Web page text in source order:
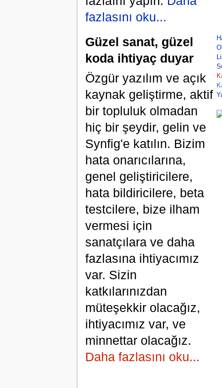
fazlasını oku...
Güzel sanat, güzel
koda ihtiyaç duyar
Özgür yazılım ve açık
kaynak geliştirme, aktif
bir topluluk olmadan
hiç bir şeydir, gelin ve
Synfig'e katılın. Bizim
hata onarıcılarına,
genel geliştiricilere,
hata bildiricilere, beta
testcilere, bize ilham
vermesi için
sanatçılara ve daha
fazlasına ihtiyacımız
var. Sizin
katkılarınızdan
müteşekkir olacağız,
ihtiyacımız var, ve
minnettar olacağız.
Daha fazlasını oku...